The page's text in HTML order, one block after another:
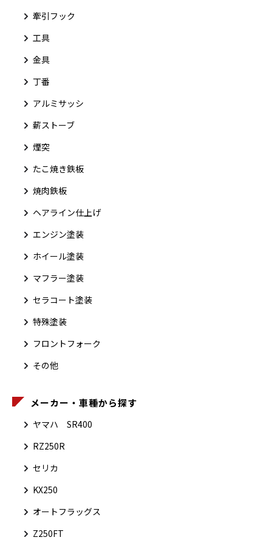
牽引フック
工具
金具
丁番
アルミサッシ
薪ストーブ
煙突
たこ焼き鉄板
焼肉鉄板
ヘアライン仕上げ
エンジン塗装
ホイール塗装
マフラー塗装
セラコート塗装
特殊塗装
フロントフォーク
その他
メーカー・車種から探す
ヤマハ SR400
RZ250R
セリカ
KX250
オートフラッグス
Z250FT